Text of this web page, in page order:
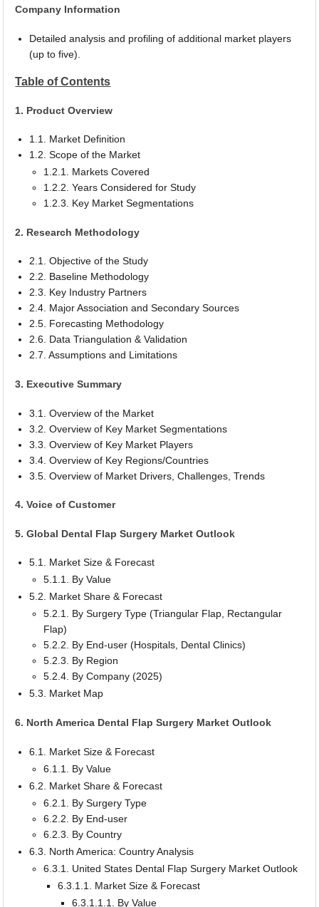
Company Information
Detailed analysis and profiling of additional market players
(up to five).
Table of Contents
1. Product Overview
1.1. Market Definition
1.2. Scope of the Market
1.2.1. Markets Covered
1.2.2. Years Considered for Study
1.2.3. Key Market Segmentations
2. Research Methodology
2.1. Objective of the Study
2.2. Baseline Methodology
2.3. Key Industry Partners
2.4. Major Association and Secondary Sources
2.5. Forecasting Methodology
2.6. Data Triangulation & Validation
2.7. Assumptions and Limitations
3. Executive Summary
3.1. Overview of the Market
3.2. Overview of Key Market Segmentations
3.3. Overview of Key Market Players
3.4. Overview of Key Regions/Countries
3.5. Overview of Market Drivers, Challenges, Trends
4. Voice of Customer
5. Global Dental Flap Surgery Market Outlook
5.1. Market Size & Forecast
5.1.1. By Value
5.2. Market Share & Forecast
5.2.1. By Surgery Type (Triangular Flap, Rectangular
Flap)
5.2.2. By End-user (Hospitals, Dental Clinics)
5.2.3. By Region
5.2.4. By Company (2025)
5.3. Market Map
6. North America Dental Flap Surgery Market Outlook
6.1. Market Size & Forecast
6.1.1. By Value
6.2. Market Share & Forecast
6.2.1. By Surgery Type
6.2.2. By End-user
6.2.3. By Country
6.3. North America: Country Analysis
6.3.1. United States Dental Flap Surgery Market Outlook
6.3.1.1. Market Size & Forecast
6.3.1.1.1. By Value